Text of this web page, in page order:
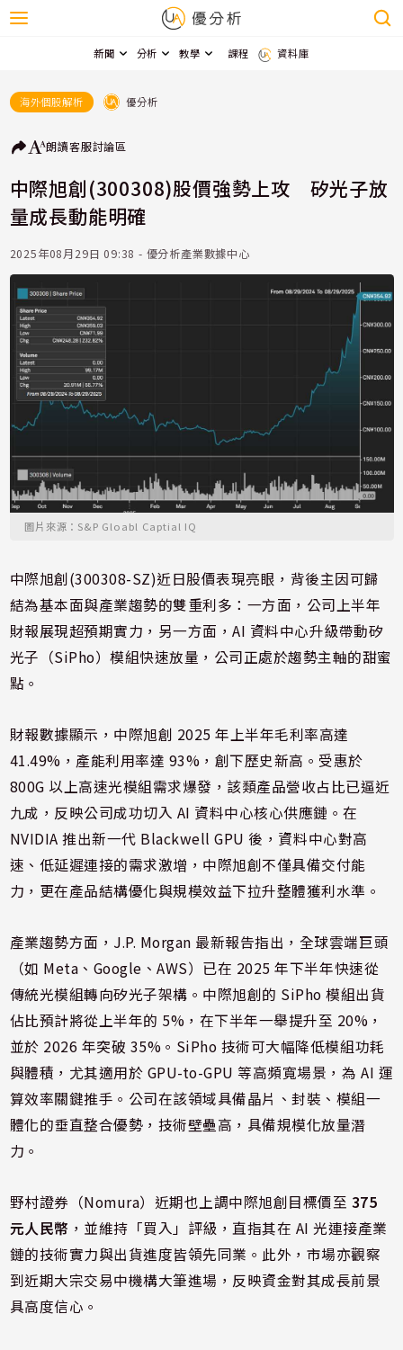
新聞 分析 教學 課程 資料庫
海外個股解析 優分析
朗讀客服討論區
中際旭創(300308)股價強勢上攻 矽光子放
量成長動能明確
2025年08月29日 09:38 - 優分析產業數據中心
圖片來源：S&P Gloabl Captial IQ
中際旭創(300308-SZ)近日股價表現亮眼，背後主因可歸
結為基本面與產業趨勢的雙重利多：一方面，公司上半年
財報展現超預期實力，另一方面，AI 資料中心升級帶動矽
光子（SiPho）模組快速放量，公司正處於趨勢主軸的甜蜜
點。
財報數據顯示，中際旭創 2025 年上半年毛利率高達
41.49%，產能利用率達 93%，創下歷史新高。受惠於
800G 以上高速光模組需求爆發，該類產品營收占比已逼近
九成，反映公司成功切入 AI 資料中心核心供應鏈。在
NVIDIA 推出新一代 Blackwell GPU 後，資料中心對高
速、低延遲連接的需求激增，中際旭創不僅具備交付能
力，更在產品結構優化與規模效益下拉升整體獲利水準。
產業趨勢方面，J.P. Morgan 最新報告指出，全球雲端巨頭
（如 Meta、Google、AWS）已在 2025 年下半年快速從
傳統光模組轉向矽光子架構。中際旭創的 SiPho 模組出貨
佔比預計將從上半年的 5%，在下半年一舉提升至 20%，
並於 2026 年突破 35%。SiPho 技術可大幅降低模組功耗
與體積，尤其適用於 GPU-to-GPU 等高頻寬場景，為 AI 運
算效率關鍵推手。公司在該領域具備晶片、封裝、模組一
體化的垂直整合優勢，技術壁壘高，具備規模化放量潛
力。
野村證券（Nomura）近期也上調中際旭創目標價至 375
元人民幣 ，並維持「買入」評級，直指其在 AI 光連接產業
鏈的技術實力與出貨進度皆領先同業。此外，市場亦觀察
到近期大宗交易中機構大筆進場，反映資金對其成長前景
具高度信心。